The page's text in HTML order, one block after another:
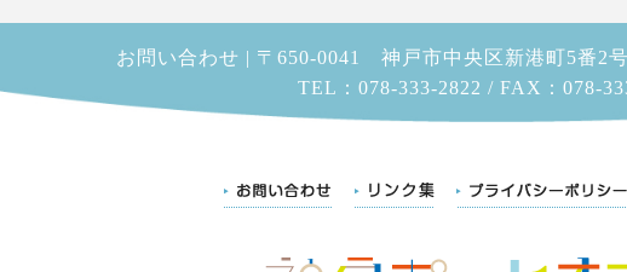
お問い合わせ | 〒650-0041 神戸市中央区新港町5番2
TEL：078-333-2822 / FAX：078-